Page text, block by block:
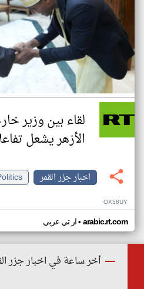
لقاء بين وزير
الأزهر يشعل
اخبار جزر القمر
OX58UY
ار تي عربي• arabic.rt.com
أخر ساعة في اخبار جزر